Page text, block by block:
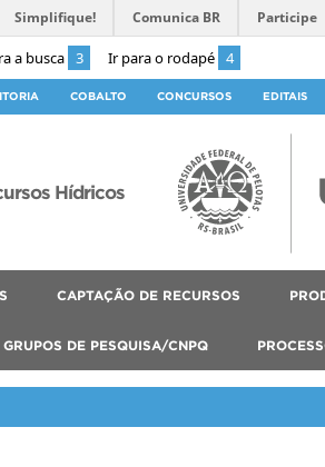
a busca 3 Ir para o rodapé 4
Simplifique! Comunica BR Participe
COBALTO CONCURSOS EDITAIS
Hídricos
CAPTAÇÃO DE RECURSOS
GRUPOS DE PESQUISA/CNPQ